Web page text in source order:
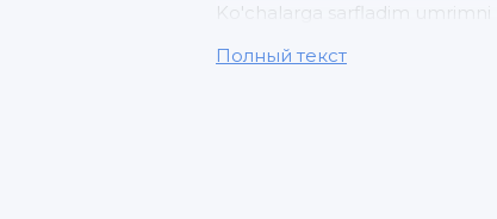
Ko'chalarga sarfladim umrimni
Kechirgin men o'sha yomonni
Полный текст